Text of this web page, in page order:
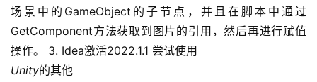
场景中的GameObject的子节点，并且在脚本中通过
GetComponent方法获取到图片的引用，然后再进行赋值
操作。 3. Idea激活2022.1.1 尝试使用
Unity的其他